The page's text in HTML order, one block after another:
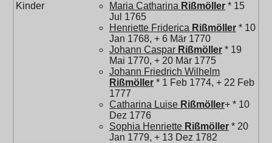
Kinder
Maria Catharina Rißmöller * 15
Jul 1765
Henriette Friderica Rißmöller * 10
Jan 1768, + 6 Mär 1770
Johann Caspar Rißmöller * 19
Mai 1770, + 20 Mär 1775
Johann Friedrich Wilhelm
Rißmöller * 1 Feb 1774, + 22 Feb
1777
Catharina Luise Rißmöller+ * 10
Dez 1776
Sophia Henriette Rißmöller * 20
Jan 1779, + 13 Dez 1782